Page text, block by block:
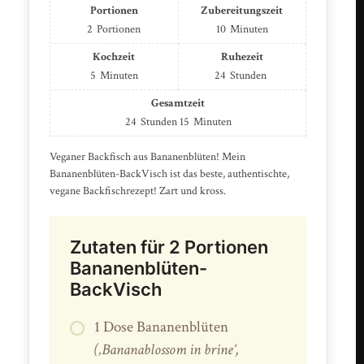
Portionen
2 Portionen
Zubereitungszeit
10 Minuten
Kochzeit
5 Minuten
Ruhezeit
24 Stunden
Gesamtzeit
24 Stunden 15 Minuten
Veganer Backfisch aus Bananenblüten! Mein
Bananenblüten-BackVisch ist das beste, authentischte,
vegane Backfischrezept! Zart und kross.
Zutaten für 2 Portionen
Bananenblüten-
BackVisch
1 Dose Bananenblüten
(‚Bananablossom in brine‘,